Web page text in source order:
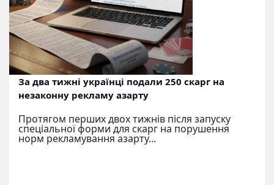
За два тижні українці подали 250 скарг на
незаконну рекламу азарту
Протягом перших двох тижнів після запуску
спеціальної форми для скарг на порушення
норм рекламування азарту...